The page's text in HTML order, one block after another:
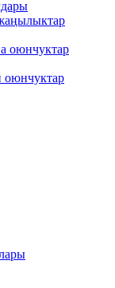
оюнчуктар
оюнчуктар